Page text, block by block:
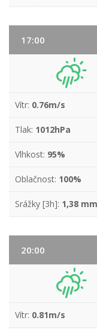
17:00
Vítr: 0.76m/s
Tlak: 1012hPa
Vlhkost: 95%
Oblačnost: 100%
Srážky [3h]: 1,38 mm
20:00
Vítr: 0.81m/s